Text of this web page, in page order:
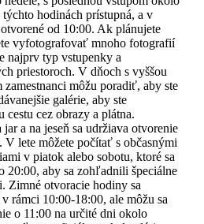
hodinách prístupná, a v
od 10:00. Ak plánujete
vyfotografovať mnoho fotografií
najprv typ vstupenky a
priestoroch. V dňoch s vyššou
zamestnanci môžu poradiť, aby ste
galérie, aby ste
cez obrazy a plátna.
jar a na jeseň sa udržiava otvorenie
V lete môžete počítať s občasnými
v piatok alebo sobotu, ktoré sa
20:00, aby sa zohľadnili špeciálne
Zimné otvoracie hodiny sa
rámci 10:00-18:00, ale môžu sa
o 11:00 na určité dni okolo